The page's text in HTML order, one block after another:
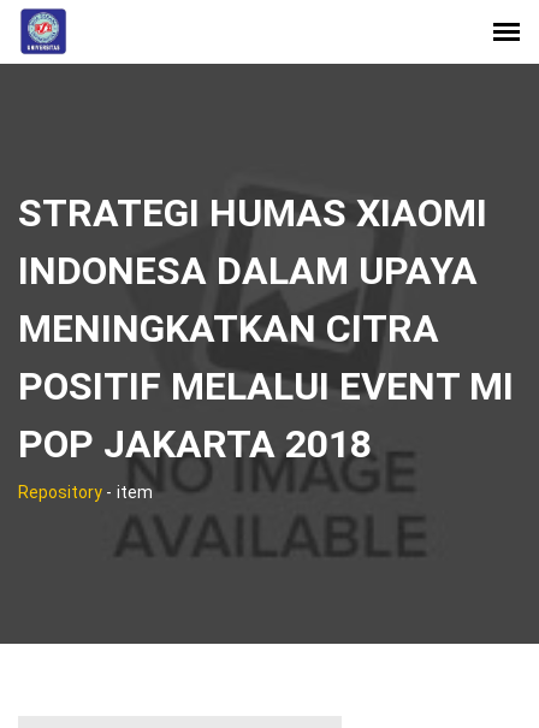
STRATEGI HUMAS XIAOMI
INDONESA DALAM UPAYA
MENINGKATKAN CITRA
POSITIF MELALUI EVENT MI
POP JAKARTA 2018
Repository - item